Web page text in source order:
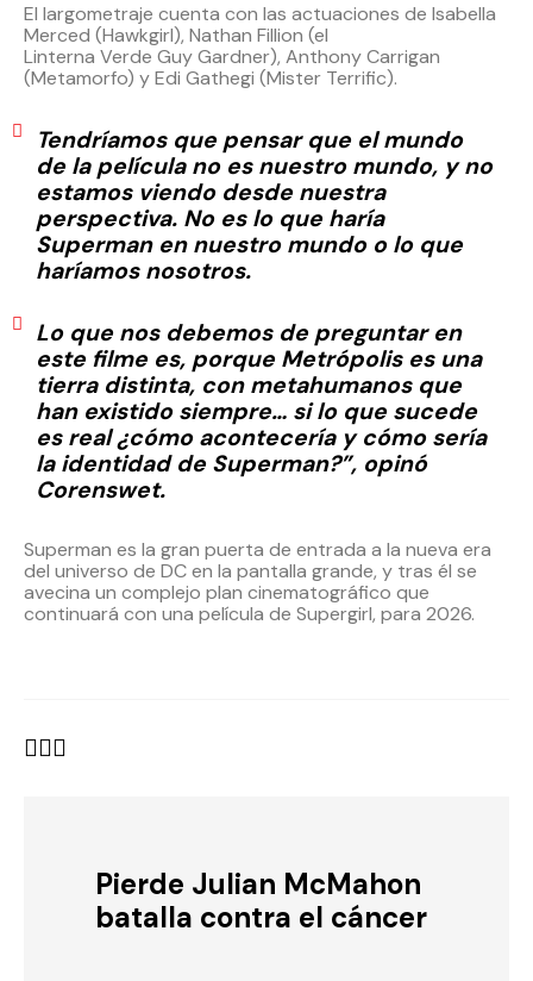
El largometraje cuenta con las actuaciones de Isabella
Merced (Hawkgirl), Nathan Fillion (el
Linterna Verde Guy Gardner), Anthony Carrigan
(Metamorfo) y Edi Gathegi (Mister Terrific).
Tendríamos que pensar que el mundo
de la película no es nuestro mundo, y no
estamos viendo desde nuestra
perspectiva. No es lo que haría
Superman en nuestro mundo o lo que
haríamos nosotros.
Lo que nos debemos de preguntar en
este filme es, porque Metrópolis es una
tierra distinta, con metahumanos que
han existido siempre… si lo que sucede
es real ¿cómo acontecería y cómo sería
la identidad de Superman?”, opinó
Corenswet.
Superman es la gran puerta de entrada a la nueva era
del universo de DC en la pantalla grande, y tras él se
avecina un complejo plan cinematográfico que
continuará con una película de Supergirl, para 2026.
Pierde Julian McMahon
batalla contra el cáncer